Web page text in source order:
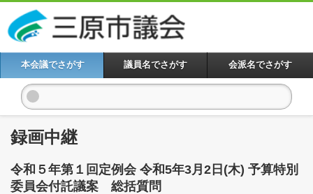
本会議でさがす 議員名でさがす 会派名でさがす
録画中継
令和５年第１回定例会 令和5年3月2日(木) 予算特別
委員会付託議案 総括質問